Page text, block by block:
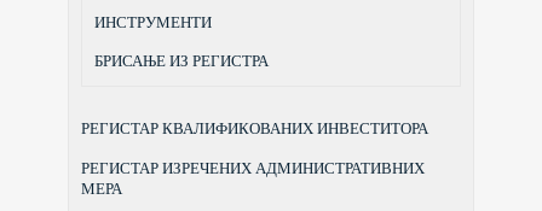
ИНСТРУМЕНТИ
БРИСАЊЕ ИЗ РЕГИСТРА
РЕГИСТАР КВАЛИФИКОВАНИХ ИНВЕСТИТОРА
РЕГИСТАР ИЗРЕЧЕНИХ АДМИНИСТРАТИВНИХ
МЕРА